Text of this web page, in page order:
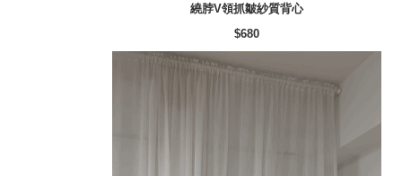
繞脖V領抓皺紗質背心
$680